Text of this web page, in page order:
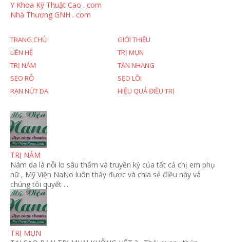
Y Khoa Kỹ Thuật Cao . com
Nhà Thương GNH . com
TRANG CHỦ
GIỚI THIỆU
LIÊN HỆ
TRỊ MỤN
TRỊ NÁM
TÀN NHANG
SẸO RỖ
SẸO LỒI
RẠN NỨT DA
HIỆU QUẢ ĐIỀU TRỊ
TRỊ NÁM
Nám da là nỗi lo sâu thẩm và truyền kỳ của tất cả chị em phụ
nữ , Mỹ Viện NaNo luôn thấy được và chia sẻ điều này và
chúng tôi quyết ...
TRỊ MỤN